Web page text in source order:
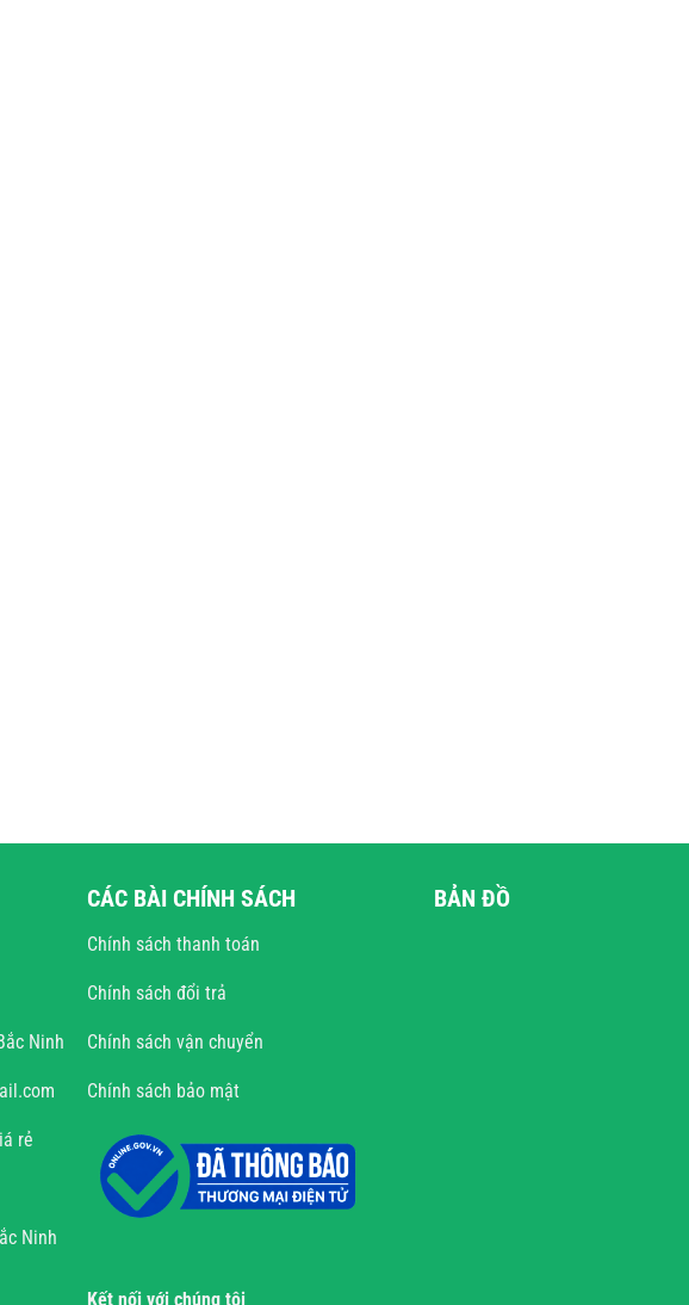
Ninh
rẻ
Ninh
CÁC BÀI CHÍNH SÁCH
Chính sách thanh toán
Chính sách đổi trả
Chính sách vận chuyển
Chính sách bảo mật
Kết nối với chúng tôi
BẢN ĐỒ